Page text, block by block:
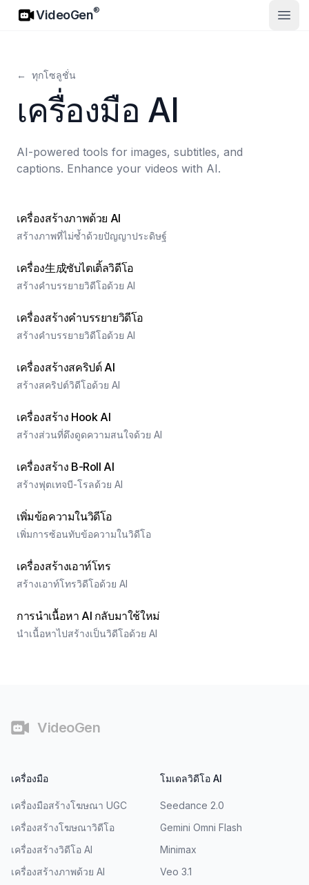
VideoGen
VideoGen®
เปิดเ
← ทุกโซลูชั่น
เครื่องมือ AI
AI-powered tools for images, subtitles, and
captions. Enhance your videos with AI.
เครื่องสร้างภาพด้วย AI
สร้างภาพที่ไม่ซ้ำด้วยปัญญาประดิษฐ์
เครื่อง生成ซับไตเติ้ลวิดีโอ
สร้างคำบรรยายวิดีโอด้วย AI
เครื่องสร้างคำบรรยายวิดีโอ
สร้างคำบรรยายวิดีโอด้วย AI
เครื่องสร้างสคริปต์ AI
สร้างสคริปต์วิดีโอด้วย AI
เครื่องสร้าง Hook AI
สร้างส่วนที่ดึงดูดความสนใจด้วย AI
เครื่องสร้าง B-Roll AI
สร้างฟุตเทจบี-โรลด้วย AI
เพิ่มข้อความในวิดีโอ
เพิ่มการซ้อนทับข้อความในวิดีโอ
เครื่องสร้างเอาท์โทร
สร้างเอาท์โทรวิดีโอด้วย AI
การนำเนื้อหา AI กลับมาใช้ใหม่
นำเนื้อหาไปสร้างเป็นวิดีโอด้วย AI
VideoGen
เครื่องมือ
เครื่องมือสร้างโฆษณา UGC
เครื่องสร้างโฆษณาวิดีโอ
เครื่องสร้างวิดีโอ AI
เครื่องสร้างภาพด้วย AI
โมเดลวิดีโอ AI
Seedance 2.0
Gemini Omni Flash
Minimax
Veo 3.1